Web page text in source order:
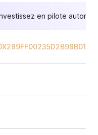
en pilote